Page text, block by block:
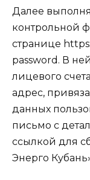
Далее
контрольной
странице
password. В
лицевого
адрес,
данных
письмо с
ссылкой для
Энерго